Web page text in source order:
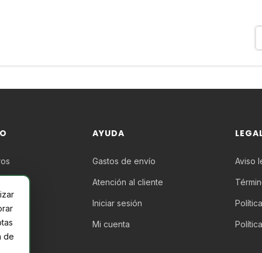
AYUDA
Gastos de envío
Atención al cliente
Iniciar sesión
Mi cuenta
Aviso
de